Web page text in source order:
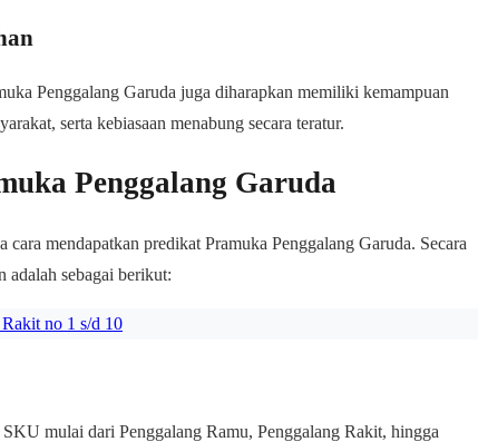
Penggalang Garuda juga diharapkan memiliki kemampuan
serta kebiasaan menabung secara teratur.
Penggalang Garuda
mendapatkan predikat Pramuka Penggalang Garuda. Secara
adalah sebagai berikut:
no 1 s/d 10
mulai dari Penggalang Ramu, Penggalang Rakit, hingga